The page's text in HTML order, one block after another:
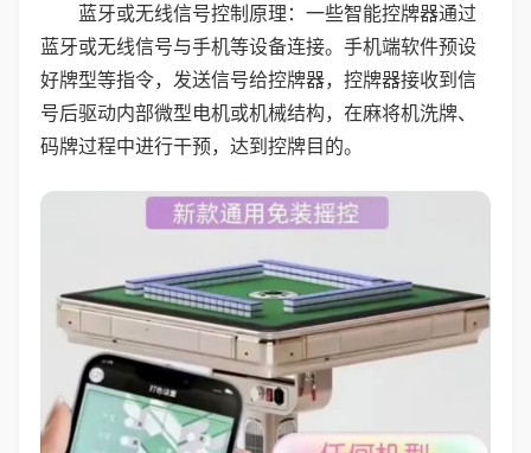
蓝牙或无线信号控制原理：一些智能控牌器通过
蓝牙或无线信号与手机等设备连接。手机端软件预设
好牌型等指令，发送信号给控牌器，控牌器接收到信
号后驱动内部微型电机或机械结构，在麻将机洗牌、
码牌过程中进行干预，达到控牌目的。